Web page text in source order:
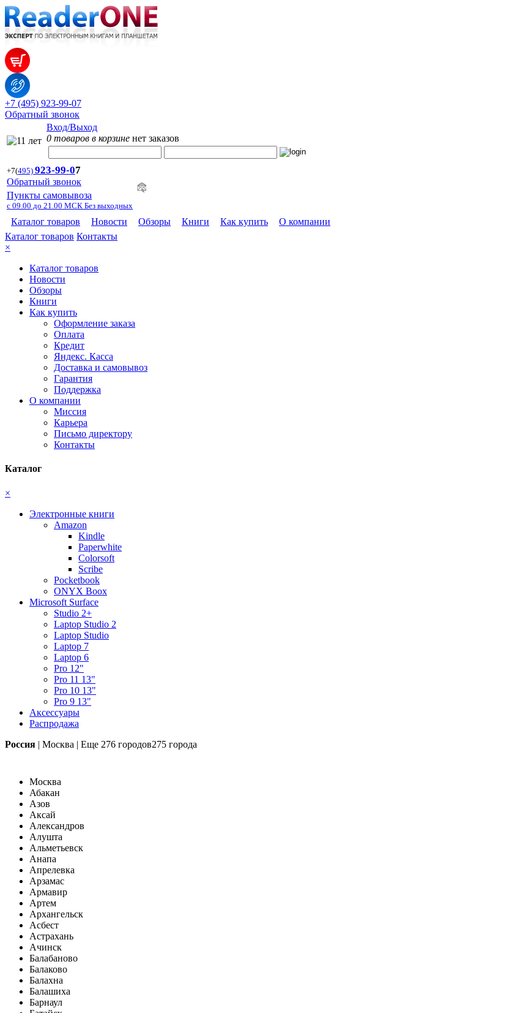
+7 (495) 923-99-07
Обратный звонок
Вход/Выход
0 товаров в корзине нет заказов
+7(495) 923-99-07
Обратный звонок
Пункты самовывоза
с 09.00 до 21.00 МСК Без выходных
Каталог товаров Новости Обзоры Книги Как купить
О компании
Каталог товаров Контакты
×
Каталог товаров
Новости
Обзоры
Книги
Как купить
Оформление заказа
Оплата
Кредит
Яндекс. Касса
Доставка и самовывоз
Гарантия
Поддержка
О компании
Миссия
Карьера
Письмо директору
Контакты
Каталог
×
Электронные книги
Amazon
Kindle
Paperwhite
Colorsoft
Scribe
Pocketbook
ONYX Boox
Microsoft Surface
Studio 2+
Laptop Studio 2
Laptop Studio
Laptop 7
Laptop 6
Pro 12"
Pro 11 13"
Pro 10 13"
Pro 9 13"
Аксессуары
Распродажа
Россия | Москва | Еще 276 городов275 города
Москва
Абакан
Азов
Аксай
Александров
Алушта
Альметьевск
Анапа
Апрелевка
Арзамас
Армавир
Артем
Архангельск
Асбест
Астрахань
Ачинск
Балабаново
Балаково
Балахна
Балашиха
Барнаул